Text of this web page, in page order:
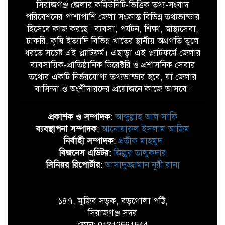
সিরাজগঞ্জ জেলার কমিউনিটি-ভিত্তিক তথ্য-সংবাদ
পরিবেশনের পাশাপাশি জেলা সংক্রান্ত বিভিন্ন তথ্যভান্ডার
হিসেবে কাজ করছে। ব্যবসা, পর্যটন, শিক্ষা, স্বাস্থ্যসেবা,
চাকরি, কৃষি ইত্যাদি বিভিন্ন খাতের স্থানীয় অগ্রগতি তুলে
ধরতে সচেষ্ট এই প্ল্যাটফর্ম। এছাড়া এই প্ল্যাটফর্মে জেলার
ব্যবসায়িক-প্রাতিষ্ঠানিক ডিরেক্টরি ও প্রশাসনিক সেবার
তথ্যের একটি নির্ভরযোগ্য তথ্যভান্ডার হবে, যা জেলার
বাসিন্দা ও অংশীদারদের প্রয়োজনে কাজে আসবে।
প্রকাশক ও সম্পাদক:আব্দুল্লাহ আল সাফি
ব্যবস্থাপনা সম্পাদক:আনোয়ারুল ইসলাম আজিম
নির্বাহী সম্পাদক: প্রতীক মাহমুদ
বিজনেস এডিটর: জিল্লুর তালুকদার
সিনিয়র রিপোর্টার: আসাদুজ্জামান নূরী রানা
১৪৭, মুজিব সড়ক, বড়গোলা পট্টি,
সিরাজগঞ্জ সদর